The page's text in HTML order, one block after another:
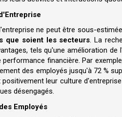
ne peut être sous-
que soient les secteurs. La
tels qu'une amélioration
financière. Par
des employés jusqu'à 72 %
leur culture
désengagés.
Employés